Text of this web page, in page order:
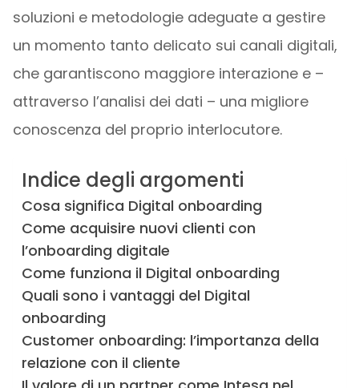
soluzioni e metodologie adeguate a gestire
un momento tanto delicato sui canali digitali,
che garantiscono maggiore interazione e –
attraverso l’analisi dei dati – una migliore
conoscenza del proprio interlocutore.
Indice degli argomenti
Cosa significa Digital onboarding
Come acquisire nuovi clienti con
l’onboarding digitale
Come funziona il Digital onboarding
Quali sono i vantaggi del Digital
onboarding
Customer onboarding: l’importanza della
relazione con il cliente